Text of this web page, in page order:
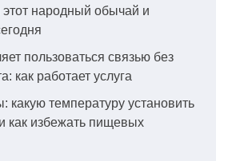
этот народный обычай и
пользоваться связью без
как работает услуга
какую температуру установить
как избежать пищевых